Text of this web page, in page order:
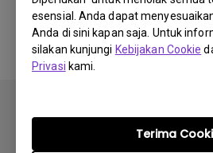
esensial. Anda dapat
Anda di sini kapan saja. Untuk
silakan kunjungi Kebijakan Cookie
Privasi kami.
Terima
Tidak ada